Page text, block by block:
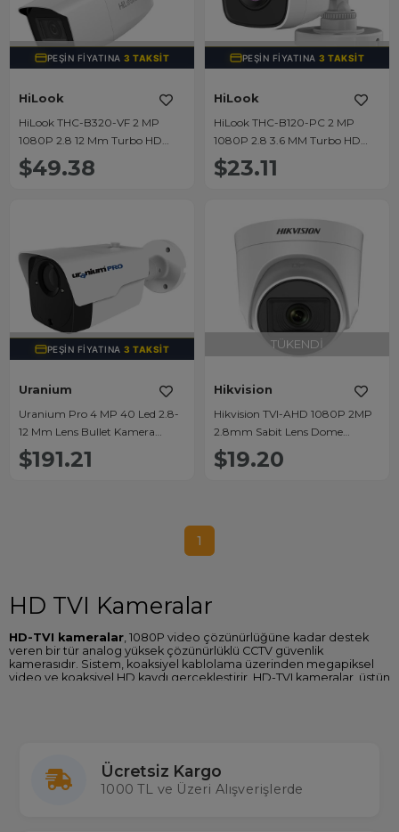
TÜKENDI
PEŞIN FIYATINA3 TAKSIT
HiLook
HiLook THC-B320-VF 2 MP
1080P 2.8 12 Mm Turbo HD
Bullet Kamera
$49.38
TÜKENDI
PEŞIN FIYATINA3 TAKSIT
HiLook
HiLook THC-B120-PC 2 MP
1080P 2.8 3.6 MM Turbo HD
Mini Bullet Kamera
$23.11
TÜKENDI
PEŞIN FIYATINA3 TAKSIT
Uranium
Uranium Pro 4 MP 40 Led 2.8-
12 Mm Lens Bullet Kamera
ANP80-AR4040ZPS
$191.21
TÜKENDI
Hikvision
Hikvision TVI-AHD 1080P 2MP
2.8mm Sabit Lens Dome
Analog Kamera (DS-
2CE76D0T-EXIPF)
$19.20
1
HD TVI Kameralar
HD-TVI kameralar , 1080P video çözünürlüğüne kadar destek
veren bir tür analog yüksek çözünürlüklü CCTV güvenlik
kamerasıdır. Sistem, koaksiyel kablolama üzerinden megapiksel
video ve koaksiyel HD kaydı gerçekleştirir. HD-TVI kameralar, üstün
HD-TVI Kullanımı
Video kaydı, HD-TVI güvenlik kameraları ile uyumlu bir DVR
Ücretsiz Kargo
1000 TL ve Üzeri Alışverişlerde